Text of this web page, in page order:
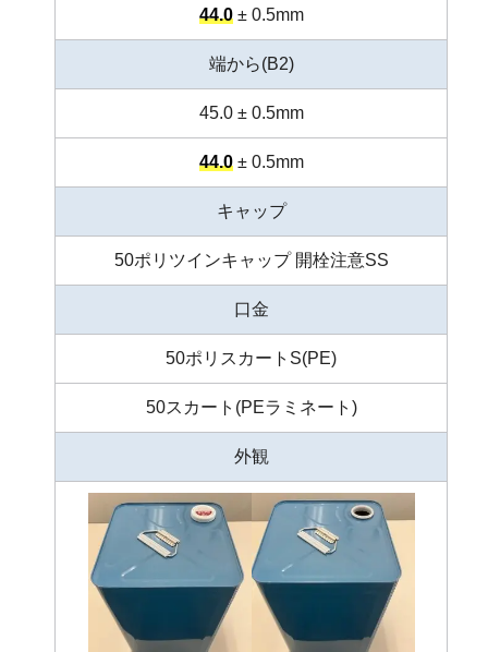
44.0± 0.5mm
端から(B2)
45.0 ± 0.5mm
44.0± 0.5mm
キャップ
50ポリツインキャップ 開栓注意SS
口金
50ポリスカートS(PE)
50スカート(PEラミネート)
外観